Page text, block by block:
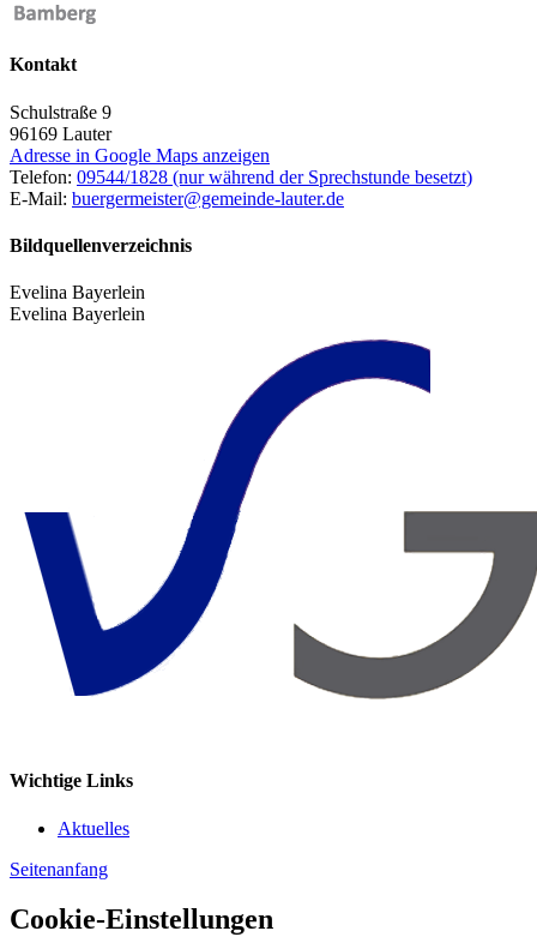
Kontakt
Schulstraße 9
96169 Lauter
Adresse in Google Maps anzeigen
Telefon: 09544/1828 (nur während der Sprechstunde besetzt)
E-Mail: buergermeister@gemeinde-lauter.de
Bildquellenverzeichnis
Evelina Bayerlein
Evelina Bayerlein
Wichtige Links
Aktuelles
Seitenanfang
Cookie-Einstellungen